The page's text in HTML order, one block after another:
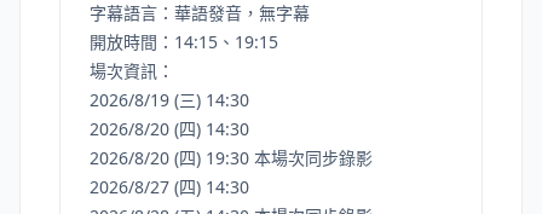
字幕語言：華語發音，無字幕
開放時間：14:15、19:15
場次資訊：
2026/8/19 (三) 14:30
2026/8/20 (四) 14:30
2026/8/20 (四) 19:30 本場次同步錄影
2026/8/27 (四) 14:30